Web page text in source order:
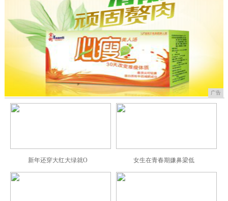
广告
新年还穿大红大绿就O 女生在青春期嫌鼻梁低